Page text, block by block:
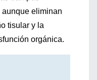
eliminan
tisular y la
orgánica.